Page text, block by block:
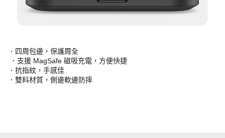
．四周包邊，保護周全
．支援 MagSafe 磁吸充電，方便快捷
．抗指紋，手感佳
．雙料材質，側邊軟邊防摔